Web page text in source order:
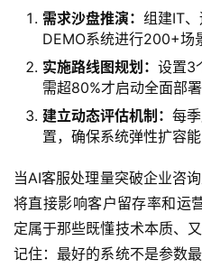
需求沙盘推演： 组建IT
DEMO系统进行200+场
实施路线图规划： 设置3
需超80%才启动全面部署
建立动态评估机制： 每
置，确保系统弹性扩容
当AI客服处理量突破企业咨
将直接影响客户留存率和运
定属于那些既懂技术本质、
记住：最好的系统不是参数